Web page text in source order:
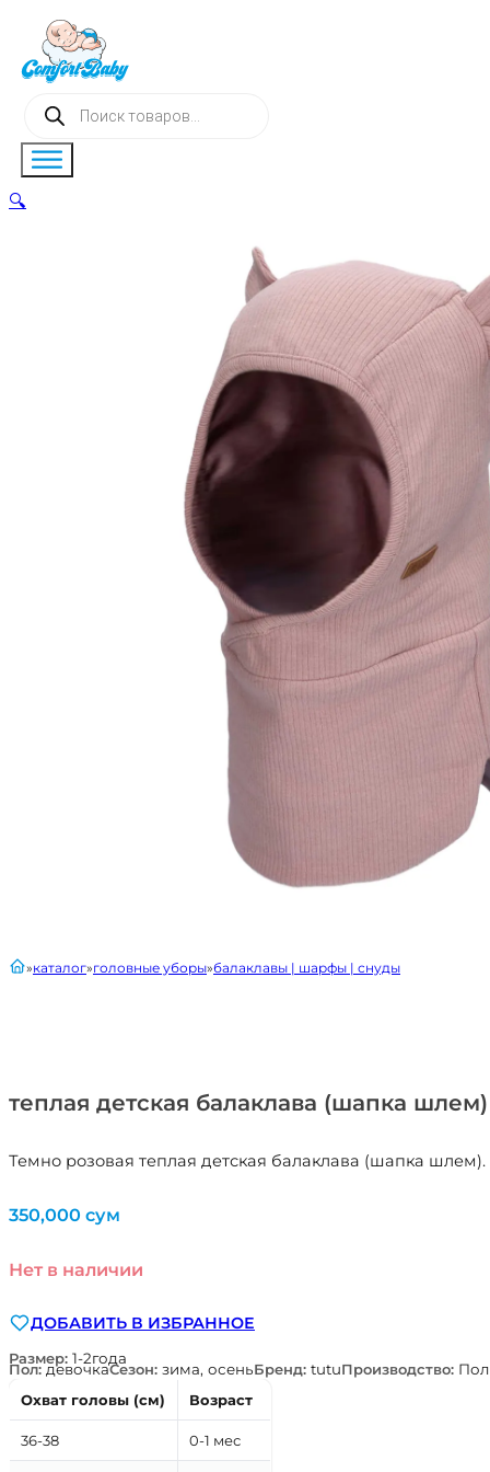
Поиск
товаров
теплая детская балаклава (шапка
Темно розовая теплая детская балаклава (шапка
главнаякаталог головные уборы балаклавы | шарфы | снуды
350,000 сум
Нет в наличии
ДОБАВИТЬ В ИЗБРАННОЕ
Размер: 1-2года
Пол:девочкаСезон: зима, осеньБренд: tutuПроизводство:
Охват головы (см)
Возраст
36-38 0-1 мес
🔍